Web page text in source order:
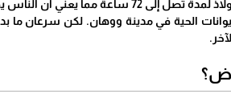
عن طريق لمس الأسطح الملوثة.
الحية في مدينة ووهان. لكن سرعان ما